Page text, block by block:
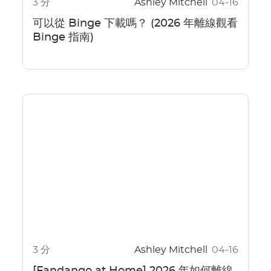
3 分 Ashley Mitchell 04-16
可以從 Binge 下載嗎？ (2026 年離線觀看
Binge 指南)
3 分 Ashley Mitchell 04-16